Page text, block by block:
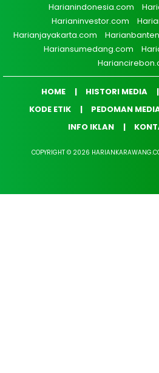
Harianindonesia.com
Harianinvestor.com
Harianjayakarta.com
Hariansumedang.com
HOME HISTORI MEDIA
KODE ETIK
PEDOMAN
INFO IKLAN
COPYRIGHT © 2026